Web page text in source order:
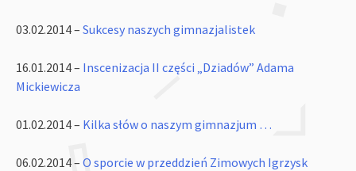
03.02.2014 – Sukcesy naszych gimnazjalistek
16.01.2014 – Inscenizacja II części „Dziadów” Adama
Mickiewicza
01.02.2014 – Kilka słów o naszym gimnazjum …
06.02.2014 – O sporcie w przeddzień Zimowych Igrzysk